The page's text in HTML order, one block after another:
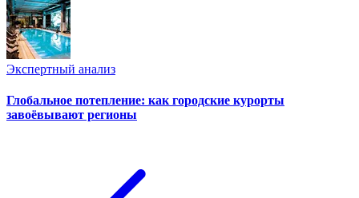
Экспертный анализ
Глобальное потепление: как городские курорты
завоёвывают регионы